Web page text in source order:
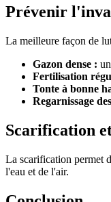
Prévenir
La meilleure façon de
Gazon dense :
Fertilisation
Tonte à bonne
Regarnissage
Scarification
La scarification permet
l'eau et de l'air.